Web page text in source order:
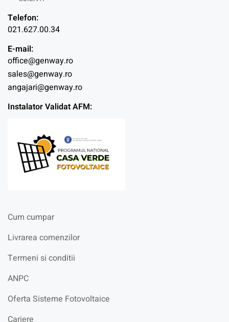
Telefon:
021.627.00.34
E-mail:
office@genway.ro
sales@genway.ro
angajari@genway.ro
Instalator Validat AFM:
Cum cumpar
Livrarea comenzilor
Termeni si conditii
ANPC
Oferta Sisteme Fotovoltaice
Cariere